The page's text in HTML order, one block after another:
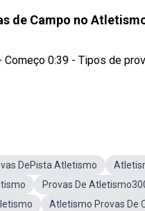
de Campo no
0:39 - Tipos de
DePista Atletismo
Provas De
Atletismo Provas De